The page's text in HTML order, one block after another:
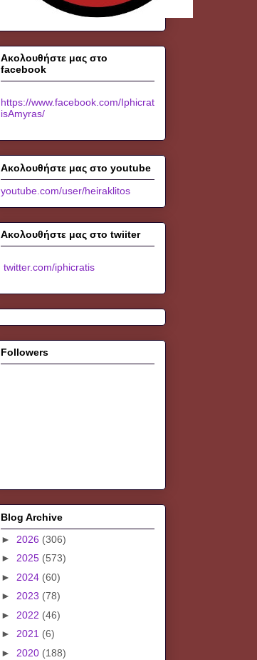
Ακολουθήστε μας στο
facebook
https://www.facebook.com/Iphicrat
isAmyras/
Ακολουθήστε μας στο youtube
youtube.com/user/heiraklitos
Ακολουθήστε μας στο twiiter
twitter.com/iphicratis
Followers
Blog Archive
► 2026 (306)
► 2025 (573)
► 2024 (60)
► 2023 (78)
► 2022 (46)
► 2021 (6)
► 2020 (188)